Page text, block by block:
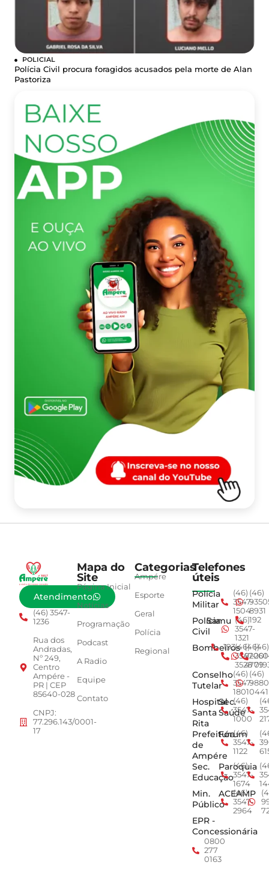
POLICIAL
Polícia Civil procura foragidos acusados pela morte de Alan
Pastoriza
Atendimento
(46) 3547-
1236
Rua dos
Andradas,
Nº 249,
Centro
Ampére -
PR | CEP
85640-028
CNPJ:
77.296.143/0001-
17
Mapa do
Site
Página Inicial
Notícias
Programação
Podcast
A Radio
Equipe
Contato
Categorias
Ampére
Esporte
Geral
Polícia
Regional
Telefones
úteis
Polícia
Militar
(46)
3547-
1504
(46)
8931
Polícia
Civil
Samu (46)
3547-
1321
192
Bombeiros
193(46)
3547-
3528
(46)
4779
(46)
Conselho
Tutelar
(46)
3547-
1801
(46)
0441
Hospital
Santa
Rita
Sec.
Saúde
(46)
3547-
1000
Prefeitura
de
Ampére
Fórum
(46)
3547-
1122
Sec.
Educação
Paroquia
(46)
3547-
1674
Min.
Público
ACEAMP
(46)
3547-
2964
EPR -
Concessionária
0800
277
0163